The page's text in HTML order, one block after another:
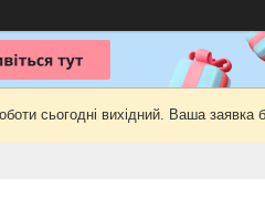
сьогодні вихідний. Ваша